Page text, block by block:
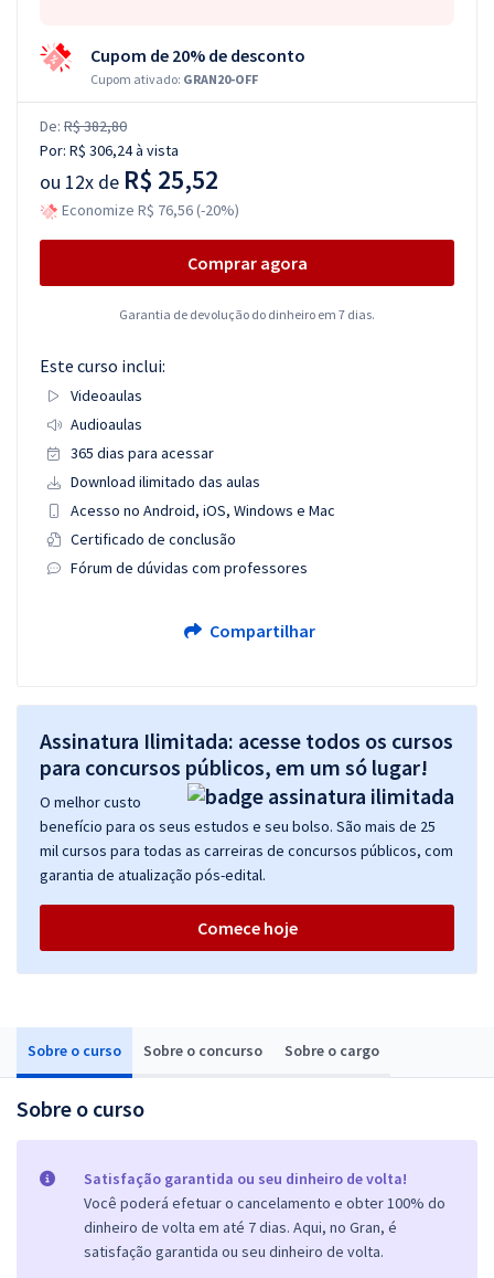
Sobre o curso Sobre o concurso Sobre o cargo
Sobre o curso
Satisfação garantida ou seu dinheiro de volta!
Você poderá efetuar o cancelamento e obter 100% do
dinheiro de volta em até 7 dias. Aqui, no Gran, é
satisfação garantida ou seu dinheiro de volta.
Cupom de 20% de desconto
Cupom ativado: GRAN20-OFF
De: R$ 382,80
Por: R$ 306,24à vista
ou 12x de R$ 25,52
Economize R$ 76,56 (-20%)
Comprar agora
Garantia de devolução do dinheiro em 7 dias.
Este curso inclui:
Videoaulas
Audioaulas
365 dias para acessar
Download ilimitado das aulas
Acesso no Android, iOS, Windows e Mac
Certificado de conclusão
Fórum de dúvidas com professores
Compartilhar
Assinatura Ilimitada: acesse todos os cursos
para concursos públicos, em um só lugar!
O melhor custo
benefício para os seus estudos e seu bolso. São mais de 25
mil cursos para todas as carreiras de concursos públicos, com
garantia de atualização pós-edital.
Comece hoje